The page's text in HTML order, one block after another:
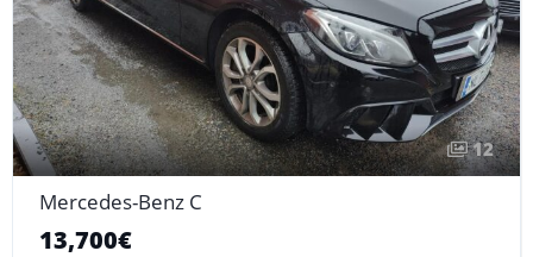
12
Mercedes-Benz C
13,700€